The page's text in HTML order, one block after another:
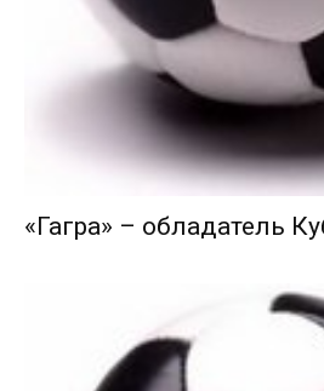
«Гагра» – обладатель